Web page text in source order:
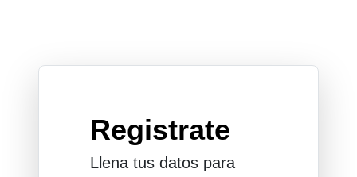
Registrate
Llena tus datos para